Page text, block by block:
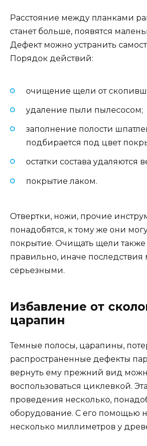
Расстояние между планками
станет больше, появятся
Дефект можно устранить
Порядок действий:
очищение щели от
удаление пыли пылесосом;
заполнение полости
подбирается под цвет
остатки состава удаляются
покрытие лаком.
Отвертки, ножи, прочие
понадобятся, к тому же они
покрытие. Очищать щели
правильно, иначе последствия
серьезными.
Избавление от
царапин
Темные полосы, царапины,
распространенные дефекты
вернуть ему прежний вид
воспользоваться циклевкой.
проведения несколько,
оборудование. С его помощью
несколько миллиметров у